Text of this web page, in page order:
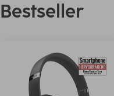
Bestseller